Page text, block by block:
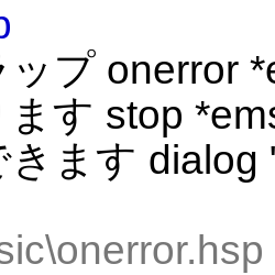
プ onerror
す stop
きます